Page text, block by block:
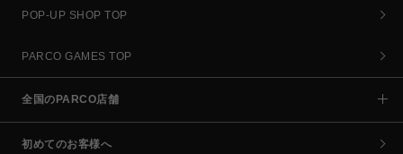
POP-UP SHOP TOP
PARCO GAMES TOP
全国のPARCO店舗
初めてのお客様へ